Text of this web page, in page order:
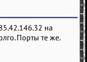
на
Порты те же.